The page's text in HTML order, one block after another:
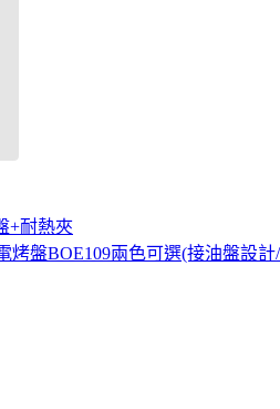
+耐熱夾
烤盤BOE109兩色可選(接油盤設